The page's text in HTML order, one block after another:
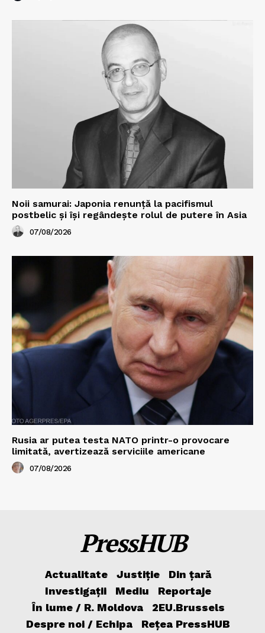
Noii samurai: Japonia renunță la pacifismul
postbelic și își regândește rolul de putere în Asia
07/08/2026
Rusia ar putea testa NATO printr-o provocare
limitată, avertizează serviciile americane
07/08/2026
PressHUB
Actualitate Justiție
Din țară
Investigații
Mediu
Reportaje
În lume / R. Moldova
2EU.Brussels
Despre noi / Echipa
Rețea PressHUB